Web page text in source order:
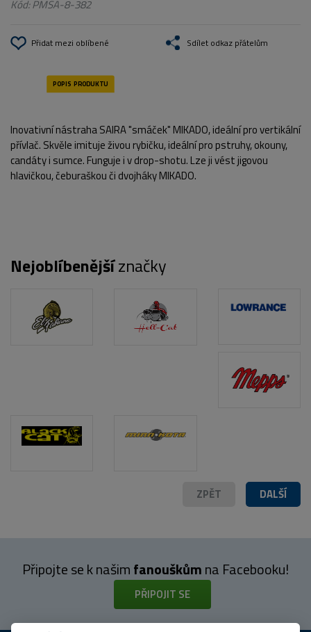
Kód:PMSA-8-382
Přidat mezi oblíbené Sdílet odkaz přátelům
POPIS PRODUKTU
Inovativní nástraha SAIRA "smáček" MIKADO, ideální pro vertikální
přívlač. Skvěle imituje živou rybičku, ideální pro pstruhy, okouny,
candáty i sumce. Funguje i v drop-shotu. Lze ji vést jigovou
hlavičkou, čeburaškou či dvojháky MIKADO.
Nejoblíbenějšíznačky
DALŠÍ
ZPĚT
Připojte se k našimfanouškůmna Facebooku!
PŘIPOJIT SE